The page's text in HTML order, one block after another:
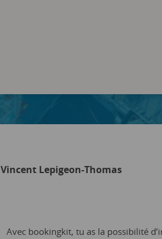
Vincent Lepigeon-Thomas
Avec bookingkit, tu as la possibilité